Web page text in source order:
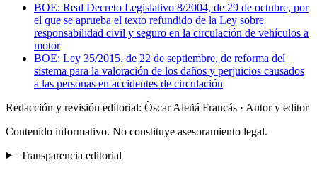
BOE: Real Decreto Legislativo 8/2004, de 29 de octubre, por
el que se aprueba el texto refundido de la Ley sobre
responsabilidad civil y seguro en la circulación de vehículos a
motor
BOE: Ley 35/2015, de 22 de septiembre, de reforma del
sistema para la valoración de los daños y perjuicios causados
a las personas en accidentes de circulación
Redacción y revisión editorial: Òscar Aleñá Francás · Autor y editor
Contenido informativo. No constituye asesoramiento legal.
Transparencia editorial